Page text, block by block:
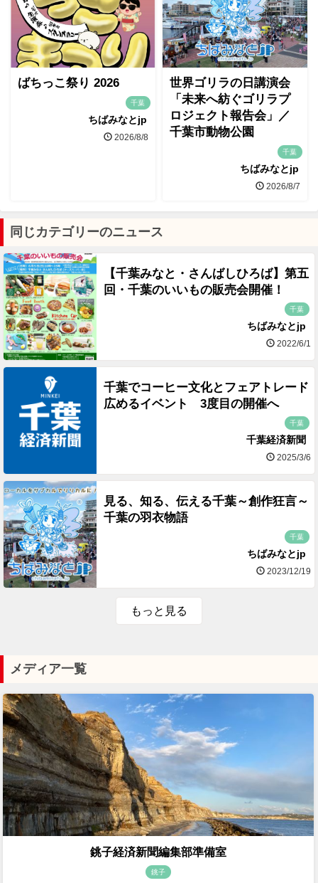
ばちっこ祭り 2026
千葉
ちばみなとjp
2026/8/8
世界ゴリラの日講演会
「未来へ紡ぐゴリラプ
ロジェクト報告会」／
千葉市動物公園
千葉
ちばみなとjp
2026/8/7
同じカテゴリーのニュース
【千葉みなと・さんばしひろば】第五
回・千葉のいいもの販売会開催！
千葉
ちばみなとjp
2022/6/1
千葉でコーヒー文化とフェアトレード
広めるイベント 3度目の開催へ
千葉
千葉経済新聞
2025/3/6
見る、知る、伝える千葉～創作狂言～
千葉の羽衣物語
千葉
ちばみなとjp
2023/12/19
もっと見る
メディア一覧
銚子経済新聞編集部準備室
銚子